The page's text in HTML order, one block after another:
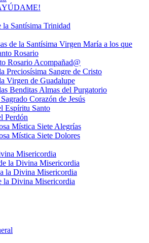
la Santísima Trinidad
de la Santísima Virgen María a los que
Rosario
Rosario Acompañad@
Preciosísima Sangre de Cristo
Virgen de Guadalupe
Benditas Almas del Purgatorio
Corazón de Jesús
Espíritu Santo
Perdón
Mística Siete Alegrías
Mística Siete Dolores
Misericordia
la Divina Misericordia
la Divina Misericordia
la Divina Misericordia